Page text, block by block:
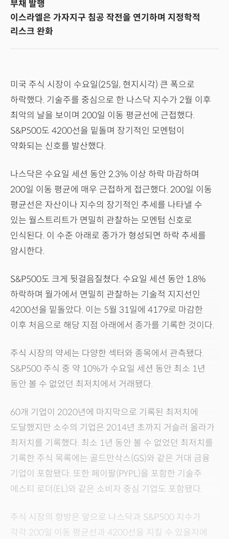
부채 발행
이스라엘은 가자지구 침공 작전을 연기하며 지정학적
리스크 완화
미국 주식 시장이 수요일(25일, 현지시각) 큰 폭으로
하락했다. 기술주를 중심으로 한 나스닥 지수가 2월 이후
최악의 날을 보이며 200일 이동 평균선에 근접했다.
S&P500도 4200선을 밑돌며 장기적인 모멘텀이
약화되는 신호를 발산했다.
나스닥은 수요일 세션 동안 2.3% 이상 하락 마감하며
200일 이동 평균에 매우 근접하게 접근했다. 200일 이동
평균선은 자산이나 지수의 장기적인 추세를 나타낼 수
있는 월스트리트가 면밀히 관찰하는 모멘텀 신호로
인식된다. 이 수준 아래로 종가가 형성되면 하락 추세를
암시한다.
S&P500도 크게 뒷걸음질쳤다. 수요일 세션 동안 1.8%
하락하며 월가에서 면밀히 관찰하는 기술적 지지선인
4200선을 밑돌았다. 이는 5월 31일에 4179로 마감한
이후 처음으로 해당 지점 아래에서 종가를 기록한 것이다.
주식 시장의 약세는 다양한 섹터와 종목에서 관측됐다.
S&P500 주식 중 약 10%가 수요일 세션 동안 최소 1년
동안 볼 수 없었던 최저치에서 거래됐다.
60개 기업이 2020년에 마지막으로 기록된 최저치에
도달했지만 소수의 기업은 2014년 초까지 거슬러 올라가
최저치를 기록했다. 최소 1년 동안 볼 수 없었던 최저치를
기록한 주식 목록에는 골드만삭스(GS)와 같은 거대 금융
기업이 포함됐다. 또한 페이팔(PYPL)을 포함한 기술주
에스티 로더(EL)와 같은 소비자 중심 기업도 포함됐다.
주식 시장의 향방은 앞으로 나스닥과 S&P500 지수가
각각 200일 이동 평균선과 4200선을 지킬 수 있을지에